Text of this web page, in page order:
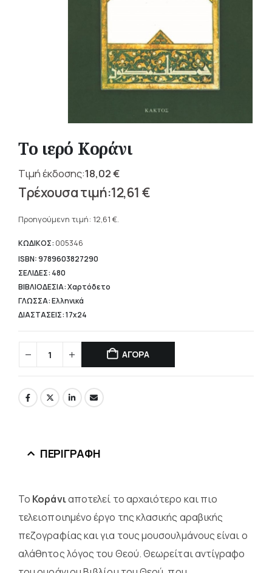
Το ιερό Κοράνι
18,02€
Original
price
18,02 €.
12,61 €
τρέχουσα
είναι:
12,61 €.
Προηγούμενη τιμή: 12,61 €.
ΚΩΔΙΚΟΣ: 005346
ISBN: 9789603827290
ΣΕΛΙΔΕΣ: 480
ΒΙΒΛΙΟΔΕΣΙΑ: Χαρτόδετο
ΓΛΩΣΣΑ: Ελληνικά
ΔΙΑΣΤΑΣΕΙΣ: 17x24
ΑΓΟΡΑ
ΠΕΡΙΓΡΑΦΉ
Το Κοράνιαποτελεί το αρχαιότερο και πιο
τελειοποιημένο έργο της κλασικής αραβικής
πεζογραφίας και για τους μουσουλμάνους είναι ο
αλάθητος λόγος του Θεού. Θεωρείται αντίγραφο